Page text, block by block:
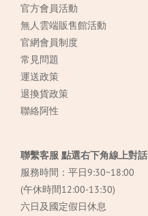
官方會員活動
無人雲端販售館活動
官網會員制度
常見問題
運送政策
退換貨政策
聯絡阿性
聯繫客服 點選右下角線上對話
服務時間：平日9:30~18:00
(午休時間12:00-13:30)
六日及國定假日休息